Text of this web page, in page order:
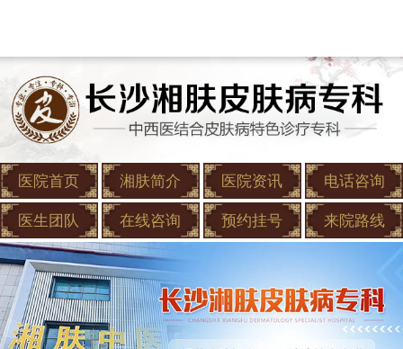
医院首页 湘肤简介 医院资讯 电话咨询
医生团队 在线咨询 预约挂号 来院路线